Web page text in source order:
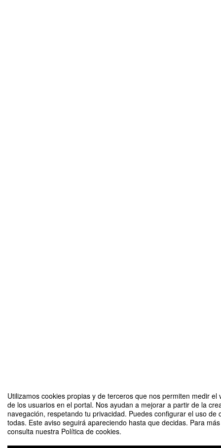
Utilizamos cookies propias y de terceros que nos permiten medir el
de los usuarios en el portal. Nos ayudan a mejorar a partir de la
navegación, respetando tu privacidad. Puedes configurar el uso de
todas. Este aviso seguirá apareciendo hasta que decidas. Para
consulta nuestra Política de cookies.